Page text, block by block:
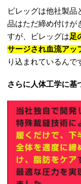
ビレッグは他社製品
品はただ締め付けが
すが、ビレッグは足
サージされ血流アッ
り込まれているんで
さらに人体工学に基